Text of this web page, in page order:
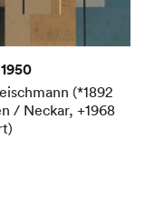
(*1892
/ Neckar, +1968